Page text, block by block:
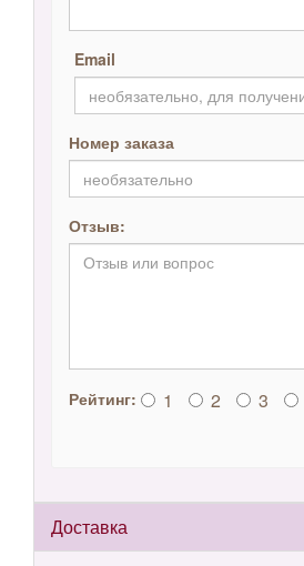
Email
Номер заказа
Отзыв:
Рейтинг: 1 2 3
Доставка